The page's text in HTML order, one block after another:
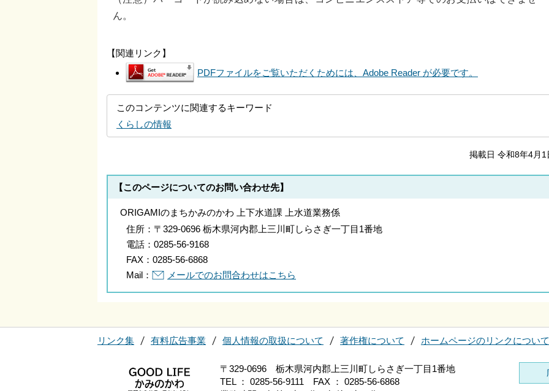
ん。
【関連リンク】
PDFファイルをご覧いただくためには、Adobe Reader が必要です。
このコンテンツに関連するキーワード
くらしの情報
掲載日 令和8年4月1
【このページについてのお問い合わせ先】
ORIGAMIのまちかみのかわ 上下水道課 上水道業務係
住所： 〒329-0696 栃木県河内郡上三川町しらさぎ一丁目1番地
電話： 0285-56-9168
FAX： 0285-56-6868
Mail：
メールでのお問合わせはこちら
リンク集 有料広告事業 個人情報の取扱について 著作権について ホームページのリンクについて
〒329-0696 栃木県河内郡上三川町しらさぎ一丁目1番地
TEL ： 0285-56-9111 FAX ： 0285-56-6868